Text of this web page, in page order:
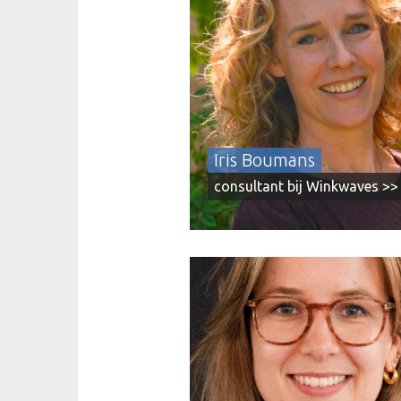
Iris Boumans
consultant bij Winkwaves >>
platform dat is in te zetten als sociaal
intranet, online community of als tool
organisatieontwikkeling. De tool is het
begin, de mindset bepaalt het succes.
Daarom specialiseert Winkwaves zich
participatiegedreven aanpak. De
mogelijkheden zijn eindeloos, het
gelijk: Winkwaves Harmonics is voor
iedereen die samen meer wil bereiken.
I4-YOU helpt bedrijven met SharePoint
Intranet en is exclusief Fresh Intranet
partner in Nederland. Met jarenlange
ervaring in intranet-oplossingen
organisaties SharePoint intranet
in te zetten als communicatietool,
digitale werkomgeving optimaal